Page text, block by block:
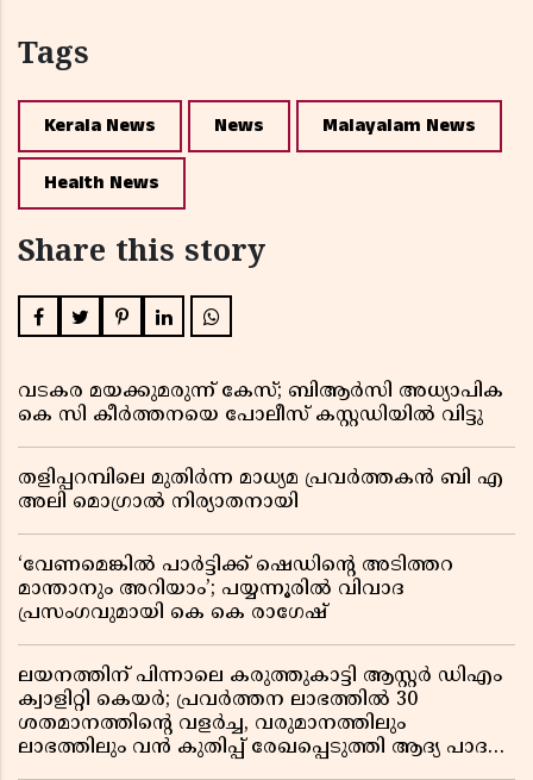
Tags
Kerala News News Malayalam News
Health News
Share this story
വടകര മയക്കുമരുന്ന് കേസ്; ബിആർസി അധ്യാപിക
കെ സി കീർത്തനയെ പോലീസ് കസ്റ്റഡിയിൽ വിട്ടു
തളിപ്പറമ്പിലെ മുതിർന്ന മാധ്യമ പ്രവർത്തകൻ ബി എ
അലി മൊഗ്രാൽ നിര്യാതനായി
‘വേണമെങ്കിൽ പാർട്ടിക്ക് ഷെഡിൻ്റെ അടിത്തറ
മാന്താനും അറിയാം’; പയ്യന്നൂരിൽ വിവാദ
പ്രസംഗവുമായി കെ കെ രാഗേഷ്
ലയനത്തിന് പിന്നാലെ കരുത്തുകാട്ടി ആസ്റ്റർ ഡിഎം
ക്വാളിറ്റി കെയർ; പ്രവർത്തന ലാഭത്തിൽ 30
ശതമാനത്തിൻ്റെ വളർച്ച, വരുമാനത്തിലും
ലാഭത്തിലും വൻ കുതിപ്പ് രേഖപ്പെടുത്തി ആദ്യ പാദ